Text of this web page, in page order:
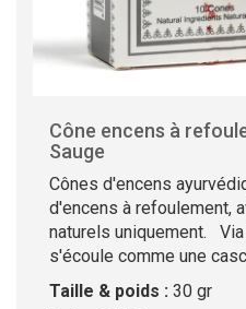
Cône encens à
Sauge
Cônes d'encens
d'encens à refoulement,
naturels uniquement.
s'écoule comme une
Taille & poids : 30 gr